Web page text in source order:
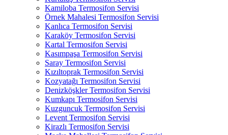
Kamiloba Termosifon Servisi
Örnek Mahalesi Termosifon Servisi
Kanlıca Termosifon Servisi
Karaköy Termosifon Servisi
Kartal Termosifon Servisi
Kasımpaşa Termosifon Servisi
Saray Termosifon Servisi
Kızıltoprak Termosifon Servisi
Kozyatağı Termosifon Servisi
Denizköşkler Termosifon Servisi
Kumkapı Termosifon Servisi
Kuzguncuk Termosifon Servisi
Levent Termosifon Servisi
Kirazlı Termosifon Servisi